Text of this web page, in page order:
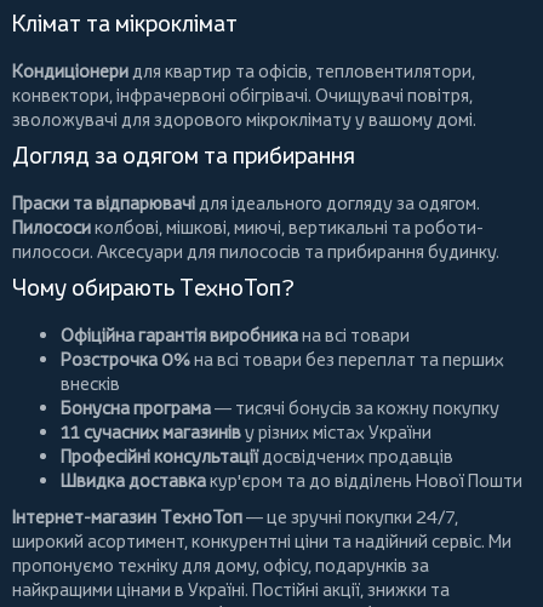
Клімат та мікроклімат
Кондиціонери для квартир та офісів, тепловентилятори,
конвектори, інфрачервоні обігрівачі. Очищувачі повітря,
зволожувачі для здорового мікроклімату у вашому домі.
Догляд за одягом та прибирання
Праски та відпарювачі для ідеального догляду за одягом.
Пилососиколбові, мішкові, миючі, вертикальні тароботи-
пилососи. Аксесуари для пилососів та прибирання будинку.
Чому обирають ТехноТоп?
Офіційна гарантія виробникана всі товари
Розстрочка 0%на всі товари без переплат та перших
внесків
Бонусна програма— тисячі бонусів за кожну покупку
11 сучасних магазиніву різних містах України
Професійні консультаціїдосвідчених продавців
Швидка доставкакур'єром та до відділень Нової Пошти
Інтернет-магазин ТехноТоп— це зручні покупки 24/7,
широкий асортимент, конкурентні ціни та надійний сервіс. Ми
пропонуємо техніку для дому, офісу, подарунків за
найкращими цінами в Україні. Постійні акції, знижки та